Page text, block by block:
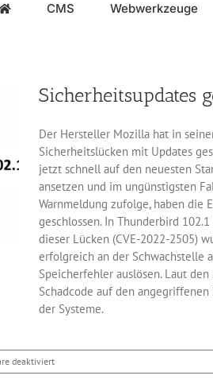
CMS Webwerkzeuge
Sicherheitsupdates
Der Hersteller Mozilla hat in
Sicherheitslücken mit Updates
jetzt schnell auf den neuesten
ansetzen und im ungünstigsten
Warnmeldung zufolge, haben die
geschlossen. In Thunderbird
dieser Lücken (CVE-2022-2505)
erfolgreich an der Schwachstelle
Speicherfehler auslösen. Laut
Schadcode auf den
der Systeme.
deaktiviertfür
Sicherheitsupdates